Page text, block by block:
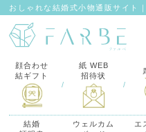
おしゃれな結婚式小物通販サイト
顔合わせ
結ギフト
/
紙 WEB
招待状
/
結婚
ウェルカム
エ